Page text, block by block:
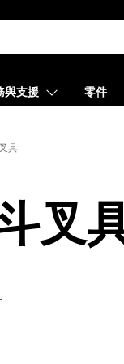
與支援 零件
具
叉